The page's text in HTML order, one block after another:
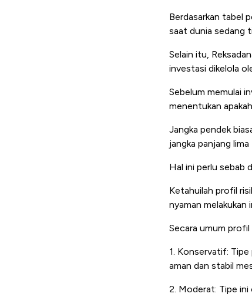
Berdasarkan tabel
saat dunia sedang
Selain itu,
investasi dikelola
Sebelum memulai
menentukan
Jangka pendek
jangka panjang
Hal ini perlu sebab
Ketahuilah profil
nyaman
Secara umum
1. Konservatif:
aman dan stabil
2. Moderat: Tipe ini